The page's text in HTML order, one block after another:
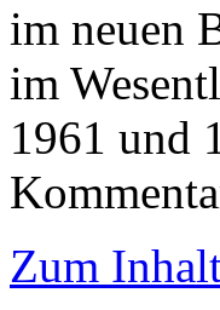
im neuen
im
1961 und
Zum